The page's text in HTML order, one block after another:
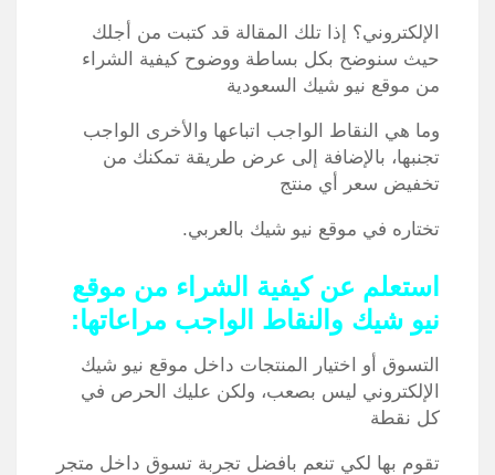
الإلكتروني؟ إذا تلك المقالة قد كتبت من أجلك
حيث سنوضح بكل بساطة ووضوح كيفية الشراء
من موقع نيو شيك السعودية
وما هي النقاط الواجب اتباعها والأخرى الواجب
تجنبها، بالإضافة إلى عرض طريقة تمكنك من
تخفيض سعر أي منتج
تختاره في موقع نيو شيك بالعربي.
استعلم عن كيفية الشراء من موقع
نيو شيك والنقاط الواجب مراعاتها:
التسوق أو اختيار المنتجات داخل موقع نيو شيك
الإلكتروني ليس بصعب، ولكن عليك الحرص في
كل نقطة
تقوم بها لكي تنعم بافضل تجربة تسوق داخل متجر